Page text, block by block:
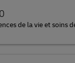
de la vie et soins